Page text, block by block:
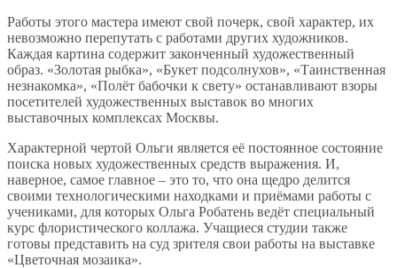
Работы этого мастера имеют свой почерк, свой характер, их
невозможно перепутать с работами других художников.
Каждая картина содержит законченный художественный
образ. «Золотая рыбка», «Букет подсолнухов», «Таинственная
незнакомка», «Полёт бабочки к свету» останавливают взоры
посетителей художественных выставок во многих
выставочных комплексах Москвы.
Характерной чертой Ольги является её постоянное состояние
поиска новых художественных средств выражения. И,
наверное, самое главное – это то, что она щедро делится
своими технологическими находками и приёмами работы с
учениками, для которых Ольга Робатень ведёт специальный
курс флористического коллажа. Учащиеся студии также
готовы представить на суд зрителя свои работы на выставке
«Цветочная мозаика».